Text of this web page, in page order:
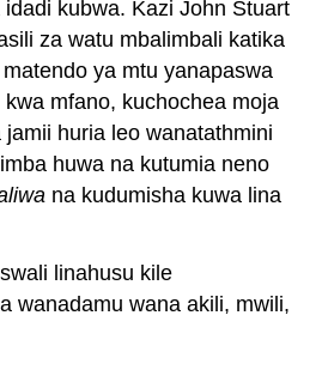
Mwongozo
Majaribio
ya
Binadamu
za
Kihistoria
maadili
wa
kubwa. Kazi John Stuart
za watu mbalimbali katika
ya mtu yanapaswa
mfano, kuchochea moja
huria leo wanatathmini
huwa na kutumia neno
na kudumisha kuwa lina
linahusu kile
wanadamu wana akili, mwili,